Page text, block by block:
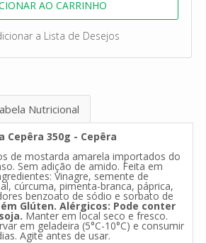
a Lista de Desejos
Nutricional
Cepêra 350g - Cepêra
de mostarda amarela importados do
Sem adição de amido. Feita em
Vinagre, semente de
cúrcuma, pimenta-branca, páprica,
benzoato de sódio e sorbato de
Glúten. Alérgicos: Pode conter
Manter em local seco e fresco.
em geladeira (5°C-10°C) e consumir
Agite antes de usar.